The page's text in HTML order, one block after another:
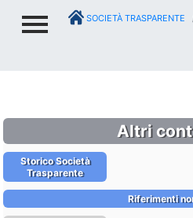
SOCIETÀ TRASPARENTE
Altri
Storico Società
Trasparente
Riferimenti